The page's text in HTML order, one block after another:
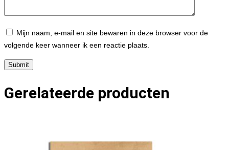
Mijn naam, e-mail en site bewaren in deze browser voor de
volgende keer wanneer ik een reactie plaats.
Gerelateerde producten